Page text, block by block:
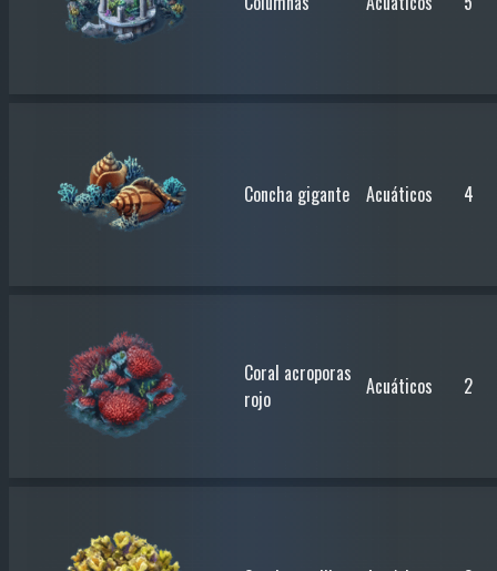
Concha gigante Acuáticos 4
Coral acroporas
rojo
Acuáticos 2